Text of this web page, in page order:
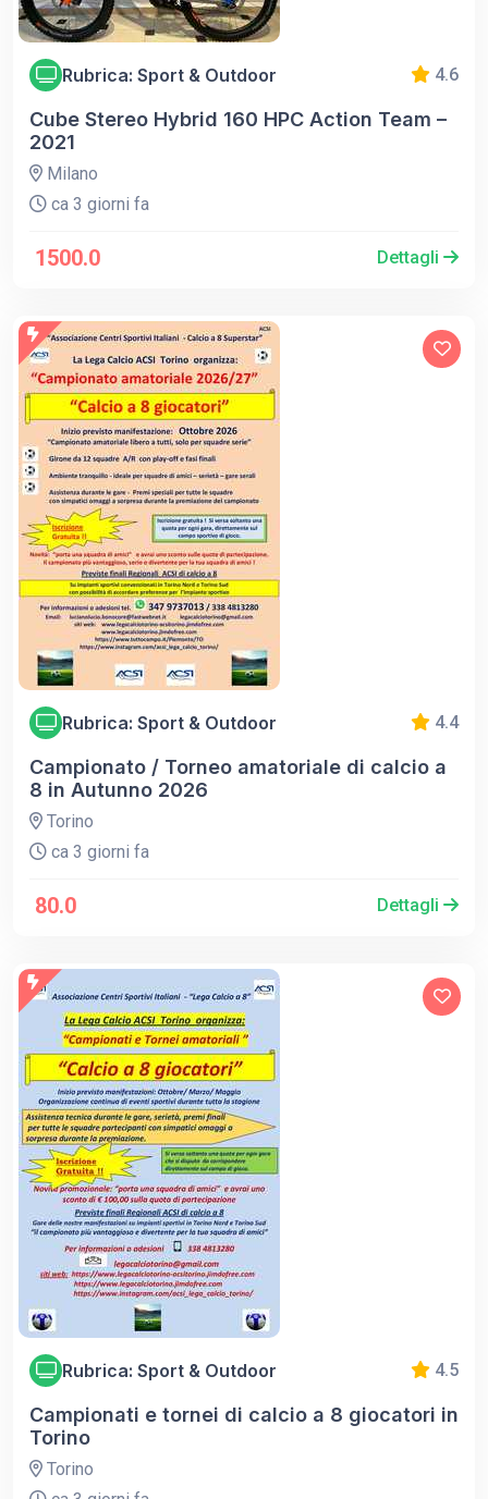
Rubrica: Sport & Outdoor 4.6
Cube Stereo Hybrid 160 HPC Action Team –
2021
Milano
ca 3 giorni fa
1500.0 Dettagli
Rubrica: Sport & Outdoor 4.4
Campionato / Torneo amatoriale di calcio a
8 in Autunno 2026
Torino
ca 3 giorni fa
80.0 Dettagli
Rubrica: Sport & Outdoor 4.5
Campionati e tornei di calcio a 8 giocatori in
Torino
Torino